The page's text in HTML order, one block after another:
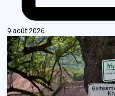
9 août 2026